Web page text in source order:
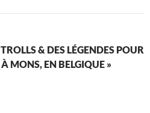
& DES LÉGENDES POUR
MONS, EN BELGIQUE »